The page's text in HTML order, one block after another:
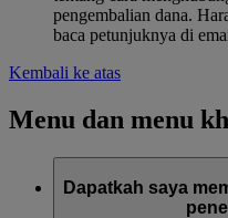
pengembalian dana.
baca petunjuknya di
Kembali ke atas
Menu dan menu
Dapatkah saya